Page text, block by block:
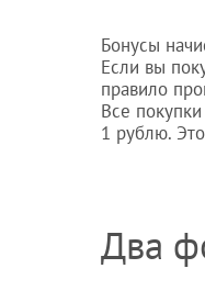
Бонусы
Если вы
правило
Все
1 рублю.
Два